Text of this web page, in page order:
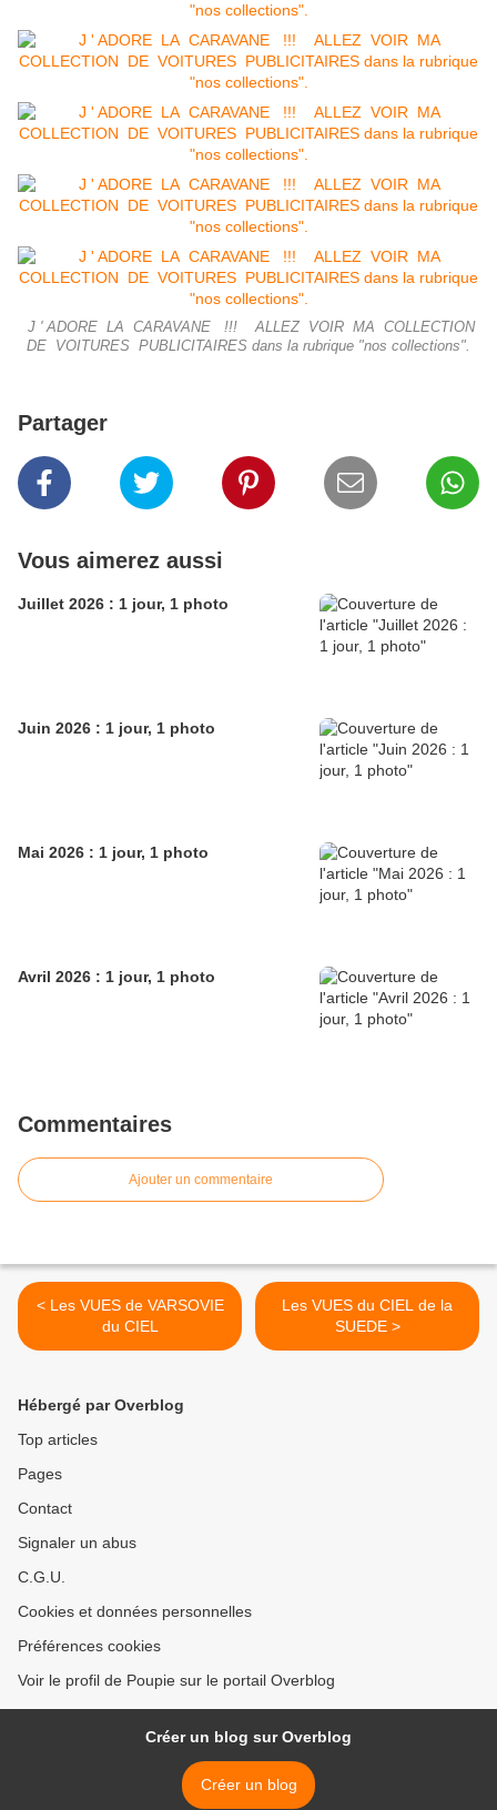
J ' ADORE LA CARAVANE !!! ALLEZ VOIR MA COLLECTION
DE VOITURES PUBLICITAIRES dans la rubrique "nos collections".
Partager
Vous aimerez aussi
Juillet 2026 : 1 jour, 1 photo
Juin 2026 : 1 jour, 1 photo
Mai 2026 : 1 jour, 1 photo
Avril 2026 : 1 jour, 1 photo
Commentaires
Ajouter un commentaire
< Les VUES de VARSOVIE
du CIEL
Les VUES du CIEL de la
SUEDE >
Hébergé par Overblog
Top articles
Pages
Contact
Signaler un abus
C.G.U.
Cookies et données personnelles
Préférences cookies
Voir le profil de Poupie sur le portail Overblog
Créer un blog sur Overblog
Créer un blog